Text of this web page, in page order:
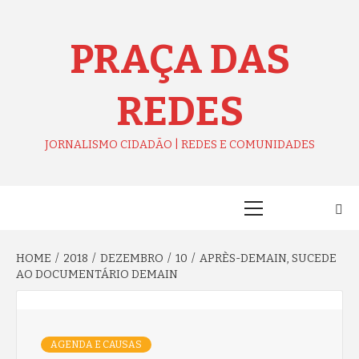
PRAÇA DAS
REDES
JORNALISMO CIDADÃO | REDES E COMUNIDADES
HOME 2018 DEZEMBRO 10
APRÈS-DEMAIN, SUCEDE
AO DOCUMENTÁRIO DEMAIN
AGENDA E CAUSAS